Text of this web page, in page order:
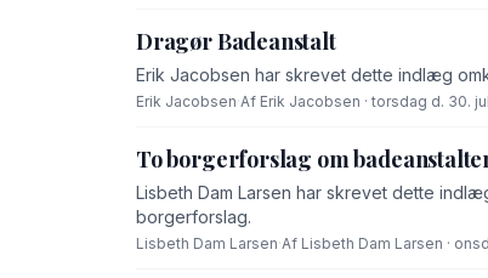
Dragør Badeanstalt
Erik Jacobsen har skrevet dette indlæg
Erik Jacobsen·Af Erik Jacobsen · torsdag d. 30.
To borgerforslag om
Lisbeth Dam Larsen har skrevet dette
borgerforslag.
Lisbeth Dam Larsen·Af Lisbeth Dam Larsen ·